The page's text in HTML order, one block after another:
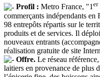
Profil : Metro France, "1er
commerçants indépendants en
98 entrepôts répartis sur le
produits et de services. Il
nouveaux entrants
réalisation gratuite de site
Offre. Le réseau
laitiers en provenance de plus